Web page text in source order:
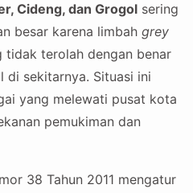
Cideng, dan Grogol sering
besar karena limbah grey
terolah dengan benar
di sekitarnya. Situasi ini
yang melewati pusat kota
pemukiman dan
38 Tahun 2011 mengatur